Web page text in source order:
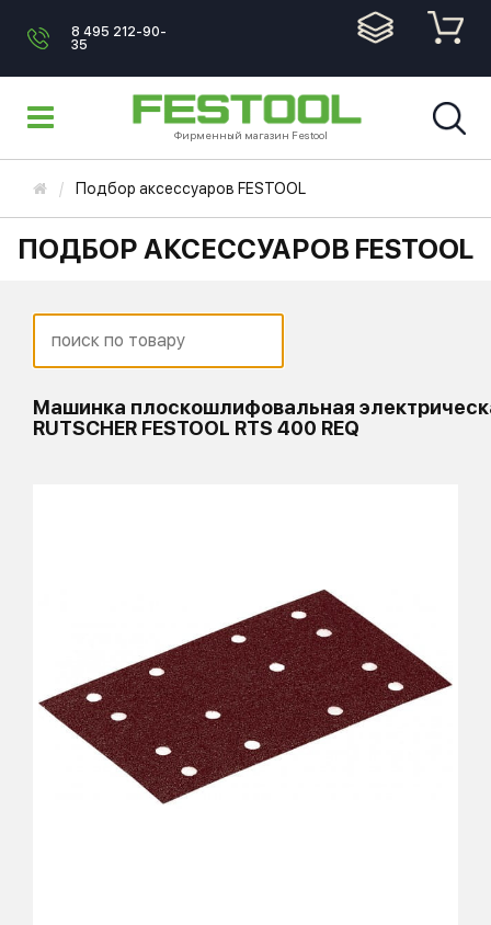
8 495 212-90-
35
Фирменный магазин Festool
Подбор аксессуаров FESTOOL
ПОДБОР АКСЕССУАРОВ FESTOOL
Машинка плоскошлифовальная
RUTSCHER FESTOOL RTS 400 REQ